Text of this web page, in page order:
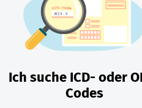
Ich suche ICD- oder
Codes